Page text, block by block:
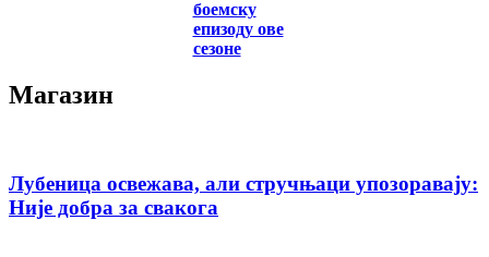
боемску
епизоду ове
сезоне
Магазин
Лубеница освежава, али стручњаци упозоравају:
Није добра за свакога